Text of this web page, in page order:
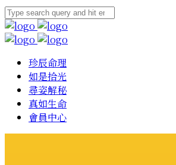
珍辰命理
如是拾光
尋姿解秘
真如生命
會員中心